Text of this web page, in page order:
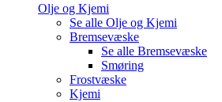
Olje og Kjemi
Se alle Olje og Kjemi
Bremsevæske
Se alle Bremsevæske
Smøring
Frostvæske
Kjemi